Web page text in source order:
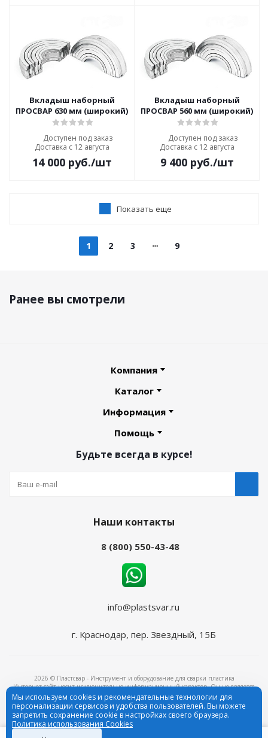
Вкладыш наборный
ПРОСВАР 630 мм (широкий)
Доступен под заказ
Доставка с 12 августа
14 000руб./шт
Вкладыш наборный
ПРОСВАР 560 мм (широкий)
Доступен под заказ
Доставка с 12 августа
9 400руб./шт
Показать еще
1 2 3 9
Ранее вы смотрели
Компания
Каталог
Информация
Помощь
Будьте всегда в курсе!
Наши контакты
8 (800) 550-43-48
info@plastsvar.ru
г. Краснодар, пер. Звездный, 15Б
2026 © Пластсвар - Инструмент и оборудование для сварки пластика
Интернет-сайт носит исключительно информационный характер. Он не является
объектом рекламы и ни при каких условиях не является публичной офертой,
определяемой положениями ч.2 ст.437 Гражданского кодекса Российской Федерации.
ИНН: 2311247999, ОГРН: 1172375091899
Мы используем cookies и рекомендательные технологии для
персонализации сервисов и удобства пользователей. Вы можете
запретить сохранение cookie в настройках своего браузера.
Политика использования Cookies